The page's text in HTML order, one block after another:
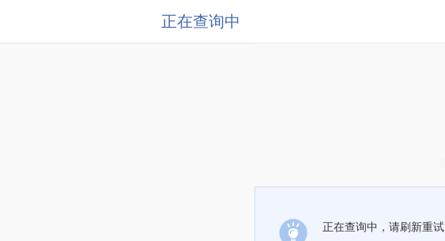
正在查询中
正在查询中，请刷新重试